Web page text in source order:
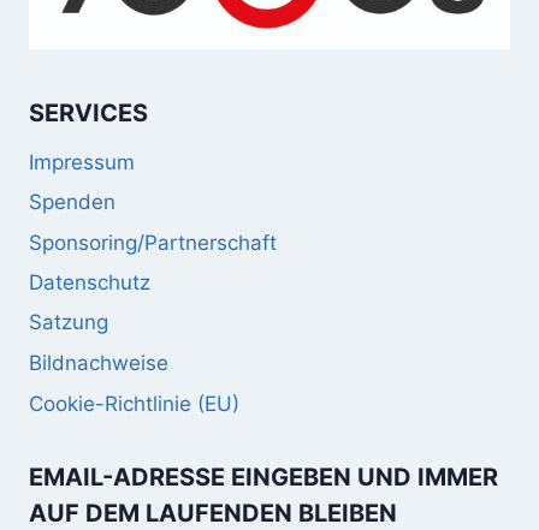
SERVICES
Impressum
Spenden
Sponsoring/Partnerschaft
Datenschutz
Satzung
Bildnachweise
Cookie-Richtlinie (EU)
EMAIL-ADRESSE EINGEBEN UND IMMER
AUF DEM LAUFENDEN BLEIBEN